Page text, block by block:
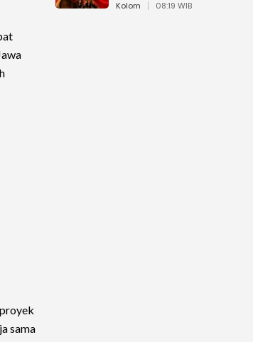
sama
Kolom 08:19 WIB